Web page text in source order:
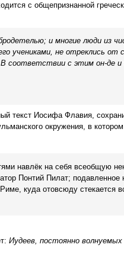
с общепризнанной
и многие люди из
учениками, не отреклись от
соответствии с этим он-де
текст Иосифа Флавия,
окружения, в
навлёк на себя всеобщую
Понтий Пилат; подавленное
куда отовсюду стекается
Иудеев, постоянно